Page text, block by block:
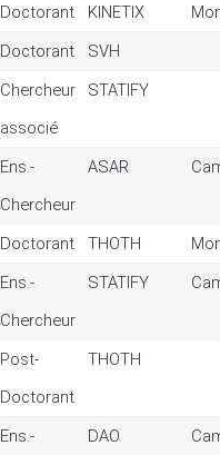
Doctorant KINETIX
Doctorant
SVH
Chercheur
associé
STATIFY
Ens.-
Chercheur
ASAR
Doctorant THOTH
Ens.-
Chercheur
STATIFY
Post-
Doctorant
THOTH
Ens.-
DAO